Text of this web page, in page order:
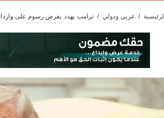
الرئيسية / عربي ودولي / ترامب يهدد بفرض رسوم على